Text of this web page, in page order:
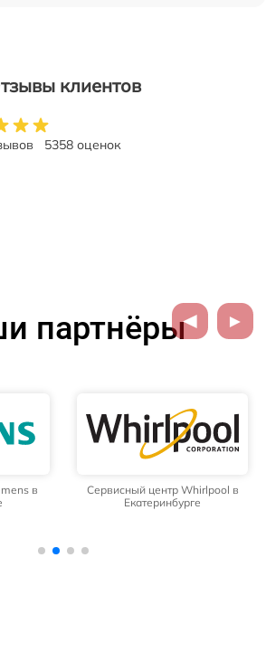
клиентов
5358 оценок
партнёры
в
Сервисный центр Whirlpool в
Екатеринбурге